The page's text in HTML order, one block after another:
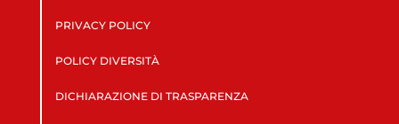
PRIVACY POLICY
POLICY DIVERSITÀ
DICHIARAZIONE DI TRASPARENZA